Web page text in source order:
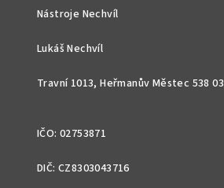
Nástroje Nechvíl
Lukáš Nechvíl
Travní 1013, Heřmanův Městec 538 03
IČO: 02753871
DIČ: CZ8303043716